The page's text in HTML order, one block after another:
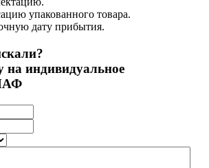
упакованного товара.
дату прибытия.
на индивидуальное